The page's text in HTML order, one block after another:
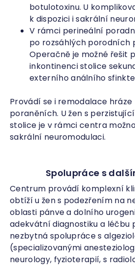
botulotoxinu. U
k dispozici i sakrální
V rámci perineální
po rozsáhlých porodních
Operačně je možné řešit
inkontinenci stolice
externího análního
Provádí se i remodalace
poraněních. U žen s
stolice je v rámci centra
sakrální neuromodulaci.
Spolupráce s
Centrum provádí komplexní
obtíží u žen s podezřením na
oblasti pánve a dolního
adekvátní diagnostiku a léčbu
nezbytná spolupráce s
(specializovanými
neurology, fyzioterapií, s